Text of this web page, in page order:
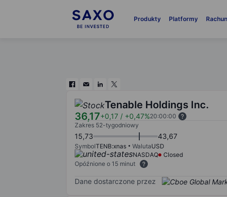
Produkty Platformy
Tenable Holdings Inc.
36,17+0,17 / +0,47%20:00:00
Zakres 52-tygodniowy
15,73 43,67
SymbolTENB:xnas WalutaUSD
NASDAQ
Closed
Opóźnione o 15 minut
Dane dostarczone przez